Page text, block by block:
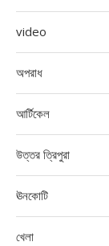
video
অপরাধ
আর্টিকেল
উত্তর ত্রিপুরা
ঊনকোটি
খেলা